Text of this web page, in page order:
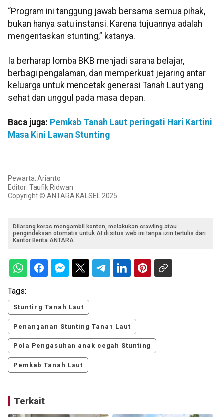
“Program ini tanggung jawab bersama semua pihak,
bukan hanya satu instansi. Karena tujuannya adalah
mengentaskan stunting,” katanya.
Ia berharap lomba BKB menjadi sarana belajar,
berbagi pengalaman, dan memperkuat jejaring antar
keluarga untuk mencetak generasi Tanah Laut yang
sehat dan unggul pada masa depan.
Baca juga: Pemkab Tanah Laut peringati Hari Kartini
Masa Kini Lawan Stunting
Pewarta: Arianto
Editor: Taufik Ridwan
Copyright © ANTARA KALSEL 2025
Dilarang keras mengambil konten, melakukan crawling atau
pengindeksan otomatis untuk AI di situs web ini tanpa izin tertulis dari
Kantor Berita ANTARA.
Tags:
Stunting Tanah Laut
Penanganan Stunting Tanah Laut
Pola Pengasuhan anak cegah Stunting
Pemkab Tanah Laut
Terkait